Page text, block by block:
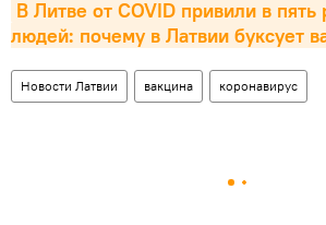
В Литве от COVID привили в
людей: почему в Латвии буксует
Новости Латвии вакцина коронавирус